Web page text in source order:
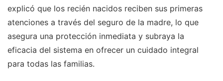
explicó que los recién nacidos reciben sus primeras
atenciones a través del seguro de la madre, lo que
asegura una protección inmediata y subraya la
eficacia del sistema en ofrecer un cuidado integral
para todas las familias.